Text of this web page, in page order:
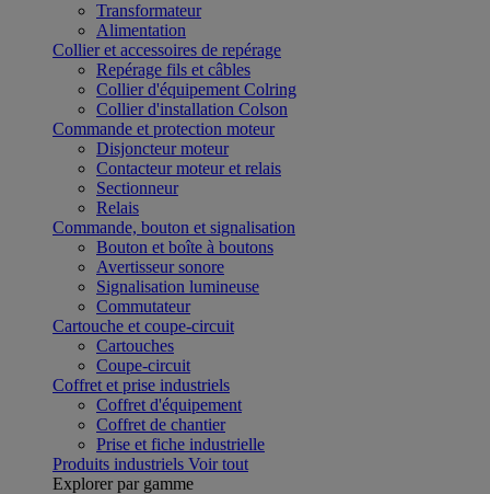
Transformateur
Alimentation
Collier et accessoires de repérage
Repérage fils et câbles
Collier d'équipement Colring
Collier d'installation Colson
Commande et protection moteur
Disjoncteur moteur
Contacteur moteur et relais
Sectionneur
Relais
Commande, bouton et signalisation
Bouton et boîte à boutons
Avertisseur sonore
Signalisation lumineuse
Commutateur
Cartouche et coupe-circuit
Cartouches
Coupe-circuit
Coffret et prise industriels
Coffret d'équipement
Coffret de chantier
Prise et fiche industrielle
Produits industriels Voir tout
Explorer par gamme